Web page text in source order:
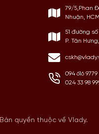
79/5,Phan
Nhuận, HCM
51 đường
P. Tân
094 616 9779
024 33 98
Bản quyền thuộc về Vlady.